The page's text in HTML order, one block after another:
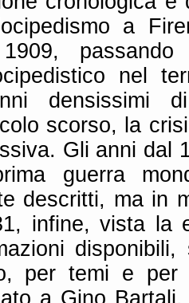
a
nel
densissimi di
scorso, la
Gli anni dal
guerra
descritti, ma in
infine, vista la
per temi e per
a Gino